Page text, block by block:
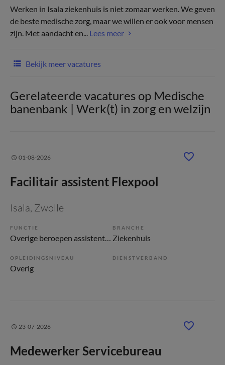
Werken in Isala ziekenhuis is niet zomaar werken. We geven
de beste medische zorg, maar we willen er ook voor mensen
zijn. Met aandacht en... Lees meer
Bekijk meer vacatures
Gerelateerde vacatures op Medische
banenbank | Werk(t) in zorg en welzijn
01-08-2026
Facilitair assistent Flexpool
Isala, Zwolle
FUNCTIE
Overige beroepen assistenten
BRANCHE
Ziekenhuis
OPLEIDINGSNIVEAU
Overig
DIENSTVERBAND
23-07-2026
Medewerker Servicebureau